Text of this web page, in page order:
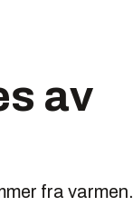
av
fra varmen.